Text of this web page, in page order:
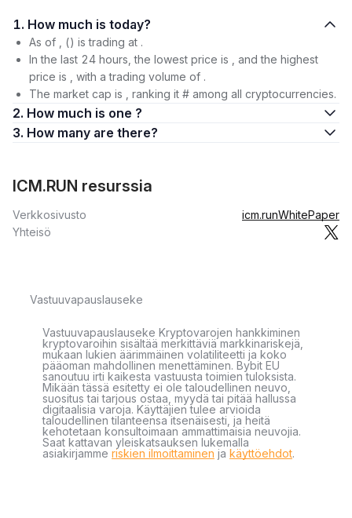
1. How much is today?
As of , () is trading at .
In the last 24 hours, the lowest price is , and the highest
price is , with a trading volume of .
The market cap is , ranking it # among all cryptocurrencies.
2. How much is one ?
3. How many are there?
ICM.RUN resurssia
Verkkosivusto icm.runWhitePaper
Yhteisö
Vastuuvapauslauseke
Vastuuvapauslauseke Kryptovarojen hankkiminen
kryptovaroihin sisältää merkittäviä markkinariskejä,
mukaan lukien äärimmäinen volatiliteetti ja koko
pääoman mahdollinen menettäminen. Bybit EU
sanoutuu irti kaikesta vastuusta toimien tuloksista.
Mikään tässä esitetty ei ole taloudellinen neuvo,
suositus tai tarjous ostaa, myydä tai pitää hallussa
digitaalisia varoja. Käyttäjien tulee arvioida
taloudellinen tilanteensa itsenäisesti, ja heitä
kehotetaan konsultoimaan ammattimaisia neuvojia.
Saat kattavan yleiskatsauksen lukemalla
asiakirjamme riskien ilmoittaminen ja käyttöehdot.